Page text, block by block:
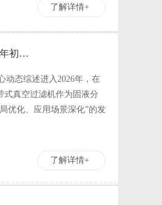
了解详情+
年初…
动态综述进入2026年，在
式真空过滤机作为固液分
优化、应用场景深化”的发
了解详情+